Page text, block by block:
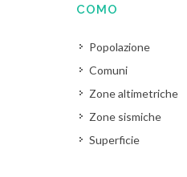
COMO
Popolazione
Comuni
Zone altimetriche
Zone sismiche
Superficie